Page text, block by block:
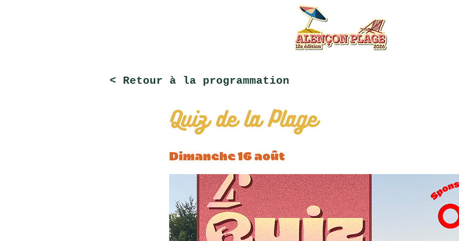
< Retour à la programmation
Quiz de la Plage
Dimanche 16 août